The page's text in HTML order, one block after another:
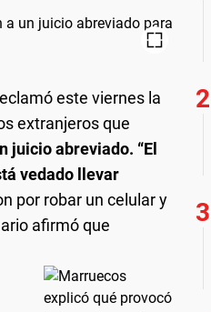
este viernes la
extranjeros que
juicio abreviado. “El
vedado llevar
por robar un celular y
afirmó que